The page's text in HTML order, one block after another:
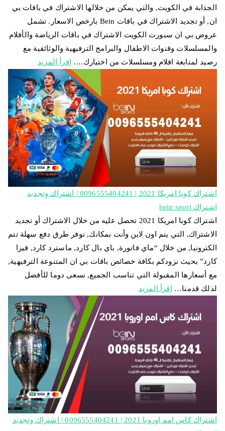
الجذابة في الكويت, والتي يمكن من خلالها الاشتراك في باقات بي
ان, أو تجديد الاشتراك في باقات Bein بارخص الاسعار. تشمل
عروض بي ان سبورت الكويت الاشتراك في باقات الرياضة والأفلام
والمسلسلات وقنوات الاطفال والبرامج الترفيهية والوثائقية مع
رصيد لمتابعة افلام ومسلسلات من اختيارك.…
اقرأ المزيد
اشتراك كوبا امريكا 2021 | 0096555404241 | اشتراك وتجديد
اشتراك bein sport
اشتراك كوبا امريكا 2021 تحصل عليه من خلال الاشتراك أو تجديد
الاشتراك, التي يتم اون لاين وأنت بمكانك, نوفر طرق دفع سهلة تتم
الكترونيا, من خلال “ماي فاتورة, باي بال كارد, ماسترد كارد, فيزا
كارد” بحيث نزودكم بكافة خصائص باقات بي ان المتنوعة الترفيهية,
مع أسعارها المقبولة التي تناسب الجميع, نسعى دوما للأفضل
لذلك قدمنا…
اقرأ المزيد
اشتراك كاس امم اوروبا 2021 | 0096555404241 | اشتراك وتجديد